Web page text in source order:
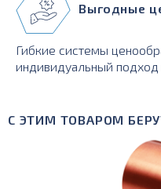
Выгодные
Гибкие системы
индивидуальный
С ЭТИМ ТОВАРОМ